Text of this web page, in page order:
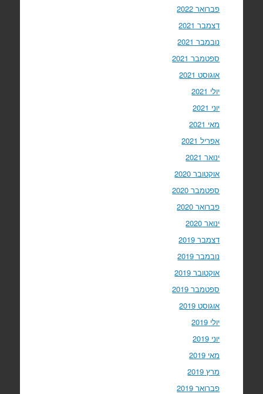
פברואר 2022
דצמבר 2021
נובמבר 2021
ספטמבר 2021
אוגוסט 2021
יולי 2021
יוני 2021
מאי 2021
אפריל 2021
ינואר 2021
אוקטובר 2020
ספטמבר 2020
פברואר 2020
ינואר 2020
דצמבר 2019
נובמבר 2019
אוקטובר 2019
ספטמבר 2019
אוגוסט 2019
יולי 2019
יוני 2019
מאי 2019
מרץ 2019
פברואר 2019